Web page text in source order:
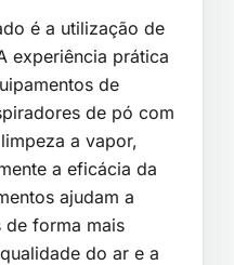
é a utilização de
experiência prática
de
de pó com
a vapor,
a eficácia da
ajudam a
de forma mais
do ar e a